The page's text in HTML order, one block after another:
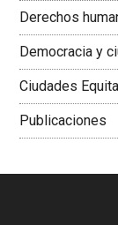
Derechos
Democracia y
Ciudades
Publicaciones